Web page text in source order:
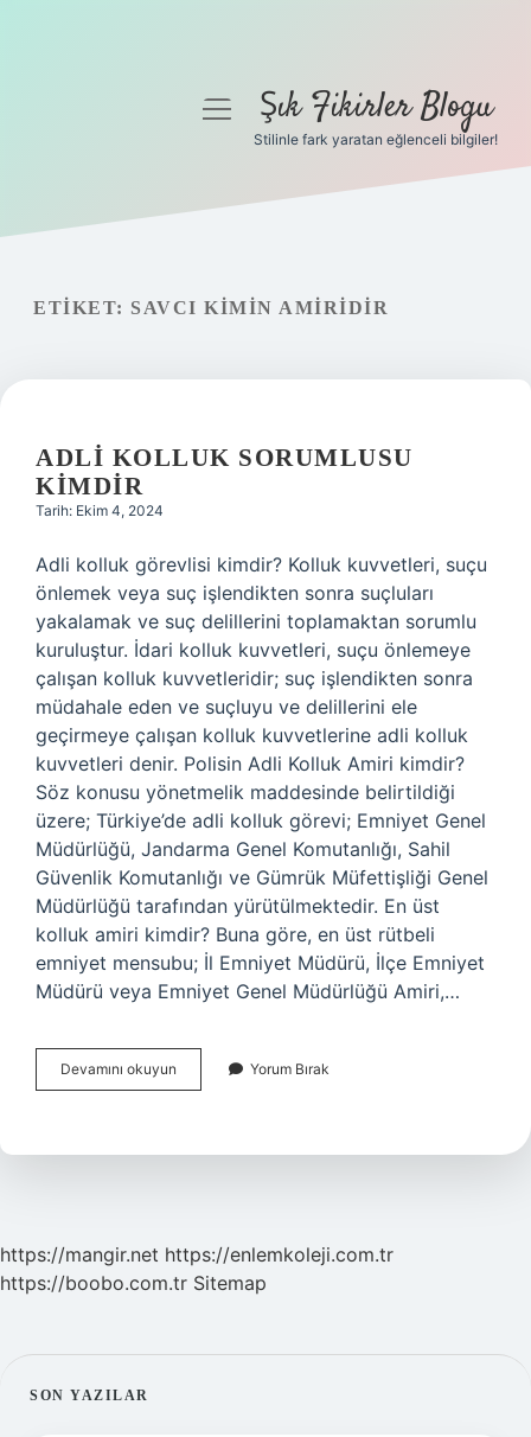
Gizlilik Politikası
menüyüŞık Fikirler Blogu
Stilinle fark yaratan eğlenceli bilgiler!
ETIKET: SAVCI KIMIN AMIRIDIR
ADLI KOLLUK SORUMLUSU
KIMDIR
Tarih: Ekim 4, 2024
Adli kolluk görevlisi kimdir? Kolluk kuvvetleri, suçu
önlemek veya suç işlendikten sonra suçluları
yakalamak ve suç delillerini toplamaktan sorumlu
kuruluştur. İdari kolluk kuvvetleri, suçu önlemeye
çalışan kolluk kuvvetleridir; suç işlendikten sonra
müdahale eden ve suçluyu ve delillerini ele
geçirmeye çalışan kolluk kuvvetlerine adli kolluk
kuvvetleri denir. Polisin Adli Kolluk Amiri kimdir?
Söz konusu yönetmelik maddesinde belirtildiği
üzere; Türkiye’de adli kolluk görevi; Emniyet Genel
Müdürlüğü, Jandarma Genel Komutanlığı, Sahil
Güvenlik Komutanlığı ve Gümrük Müfettişliği Genel
Müdürlüğü tarafından yürütülmektedir. En üst
kolluk amiri kimdir? Buna göre, en üst rütbeli
emniyet mensubu; İl Emniyet Müdürü, İlçe Emniyet
Müdürü veya Emniyet Genel Müdürlüğü Amiri,…
Devamını okuyun
Kolluk
Yorum Bırak
https://mangir.net https://enlemkoleji.com.tr
https://boobo.com.tr Sitemap
SIDEBAR
SON YAZILAR